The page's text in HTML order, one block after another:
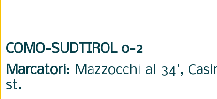
COMO-SUDTIROL 0-2
Marcatori: Mazzocchi al 34',
st.